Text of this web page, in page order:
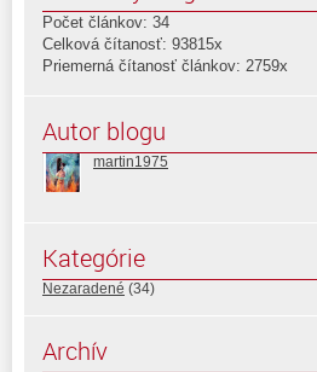
Počet článkov: 34
Celková čítanosť: 93815x
Priemerná čítanosť článkov: 2759x
Autor blogu
martin1975
Kategórie
Nezaradené (34)
Archív